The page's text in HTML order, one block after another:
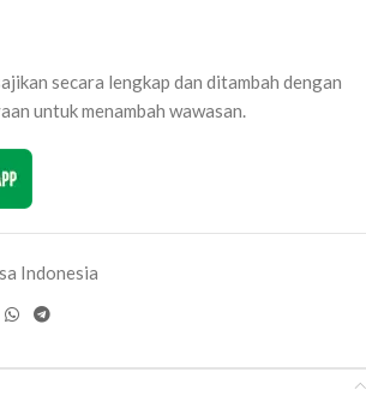
secara lengkap dan ditambah dengan
untuk menambah wawasan.
Indonesia